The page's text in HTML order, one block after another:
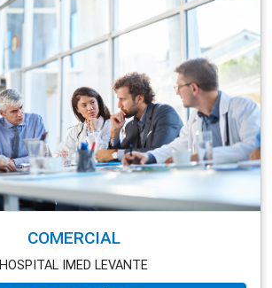
COMERCIAL
HOSPITAL IMED LEVANTE